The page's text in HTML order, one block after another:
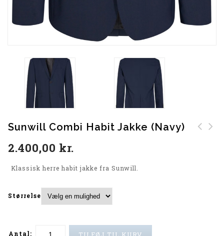
Sunwill Combi Habit Jakke (Navy)
2.400,00 kr.
Klassisk herre habit jakke fra Sunwill.
Størrelse
Antal: